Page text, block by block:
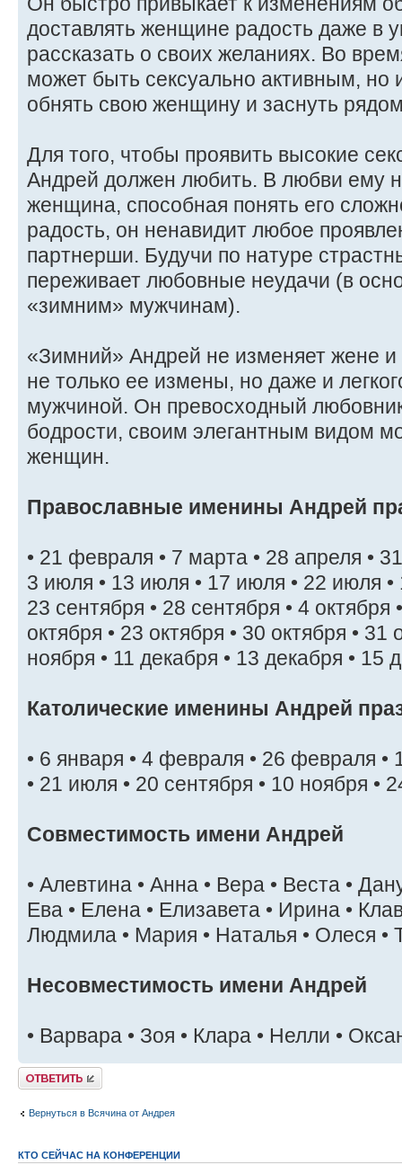
доставлять женщине радость даже в
рассказать о своих желаниях. Во
может быть сексуально активным, но
обнять свою женщину и заснуть
Для того, чтобы проявить высокие
Андрей должен любить. В любви ему
женщина, способная понять его
радость, он ненавидит любое
партнерши. Будучи по натуре
переживает любовные неудачи (в
«зимним» мужчинам).
«Зимний» Андрей не изменяет жене и
не только ее измены, но даже и
мужчиной. Он превосходный
бодрости, своим элегантным видом
женщин.
Православные именины Андрей
• 21 февраля • 7 марта • 28 апреля •
3 июля • 13 июля • 17 июля • 22 июля •
23 сентября • 28 сентября • 4 октября
октября • 23 октября • 30 октября • 31
ноября • 11 декабря • 13 декабря • 15
Католические именины Андрей
• 6 января • 4 февраля • 26 февраля
• 21 июля • 20 сентября • 10 ноября •
Совместимость имени Андрей
• Алевтина • Анна • Вера • Веста •
Ева • Елена • Елизавета • Ирина •
Людмила • Мария • Наталья • Олеся •
Несовместимость имени Андрей
• Варвара • Зоя • Клара • Нелли •
Ответить
Вернуться в Всячина от Андрея
КТО СЕЙЧАС НА КОНФЕРЕНЦИИ